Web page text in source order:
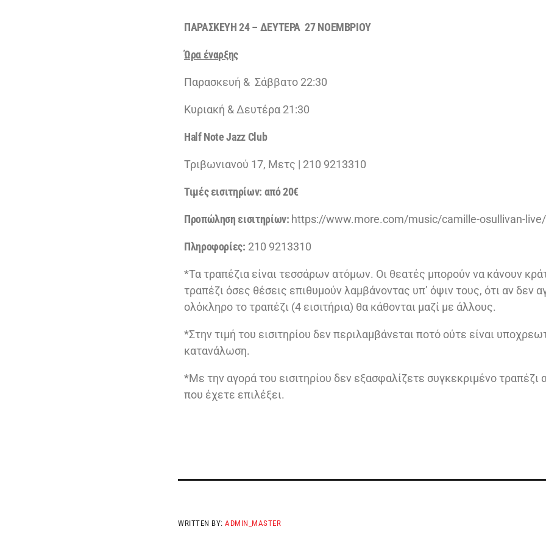
ΠΑΡΑΣΚΕΥΗ 24 – ΔΕΥΤΕΡΑ 27 ΝΟΕΜΒΡΙΟΥ
Ώρα έναρξης
Παρασκευή & Σάββατο 22:30
Κυριακή & Δευτέρα 21:30
Half Note Jazz Club
Τριβωνιανού 17, Μετς | 210 9213310
Τιμές εισιτηρίων: από 20€
Προπώληση εισιτηρίων: https://www.more.com/music/camille-osullivan-live/
Πληροφορίες: 210 9213310
*Τα τραπέζια είναι τεσσάρων ατόμων. Οι θεατές μπορούν να κάνουν
τραπέζι όσες θέσεις επιθυμούν λαμβάνοντας υπ’ όψιν τους, ότι αν δεν
ολόκληρο το τραπέζι (4 εισιτήρια) θα κάθονται μαζί με άλλους.
*Στην τιμή του εισιτηρίου δεν περιλαμβάνεται ποτό ούτε είναι
κατανάλωση.
*Με την αγορά του εισιτηρίου δεν εξασφαλίζετε συγκεκριμένο τραπέζι
που έχετε επιλέξει.
WRITTEN BY:ADMIN_MASTER